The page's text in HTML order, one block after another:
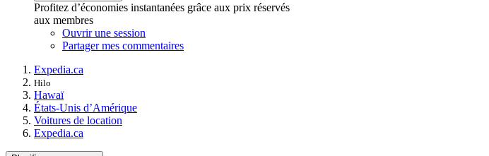
Profitez d’économies instantanées grâce aux prix réservés
aux membres
Ouvrir une session
Partager mes commentaires
Expedia.ca
Hilo
Hawaï
États-Unis d’Amérique
Voitures de location
Expedia.ca